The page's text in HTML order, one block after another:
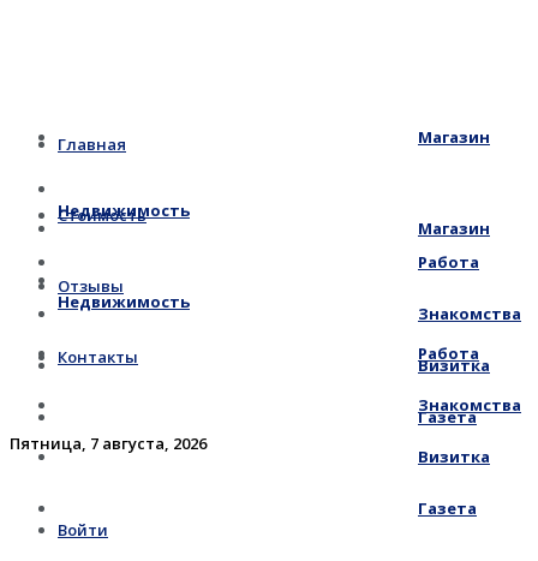
Главная
Стоимость
Отзывы
Контакты
Пятница, 7 августа, 2026
Войти
Магазин
Недвижимость
Работа
Знакомства
Визитка
Газета
Магазин
Недвижимость
Работа
Знакомства
Визитка
Газета